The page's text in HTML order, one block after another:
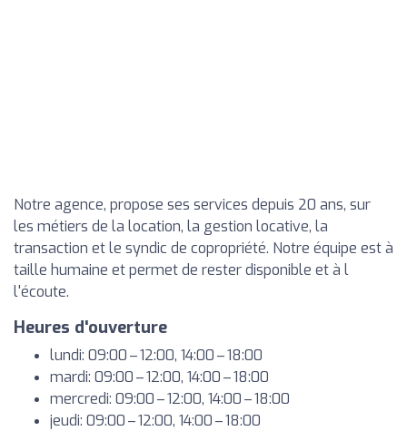
Notre agence, propose ses services depuis 20 ans, sur
les métiers de la location, la gestion locative, la
transaction et le syndic de copropriété. Notre équipe est à
taille humaine et permet de rester disponible et à l
l'écoute.
Heures d'ouverture
lundi: 09:00 – 12:00, 14:00 – 18:00
mardi: 09:00 – 12:00, 14:00 – 18:00
mercredi: 09:00 – 12:00, 14:00 – 18:00
jeudi: 09:00 – 12:00, 14:00 – 18:00